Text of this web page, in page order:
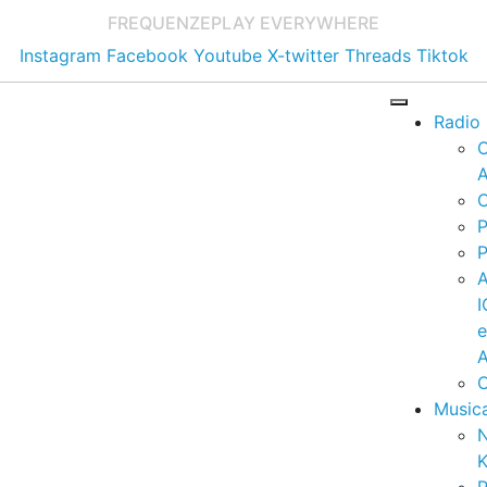
FREQUENZEPLAY EVERYWHERE
Instagram Facebook Youtube X-twitter Threads Tiktok
Radio
e